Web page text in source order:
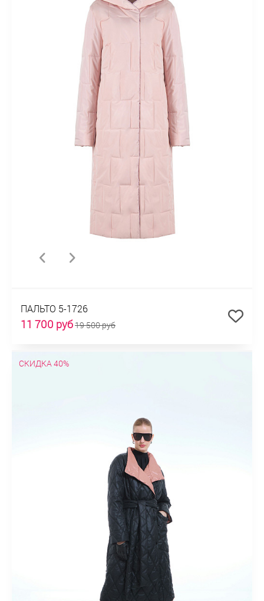
ПАЛЬТО 5-1726
11 700 руб19 500 руб
СКИДКА 40%